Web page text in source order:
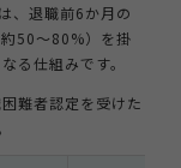
、退職前6か月の
50〜80%）を掛
る仕組みです。
難者認定を受けた